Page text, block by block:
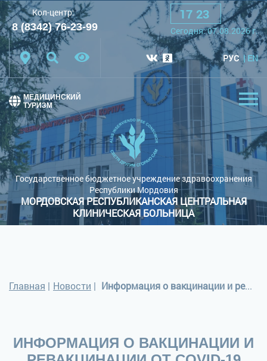
Шрифт: A A A
Цветовая схема: Черная схема
Обычный сайт
Кол-центр:
8 (8342) 76-23-99
17 23
Cегодня:07.08.2026г.
РУС EN
Государственное бюджетное учреждение здравоохранения
Республики Мордовия
МОРДОВСКАЯ РЕСПУБЛИКАНСКАЯ ЦЕНТРАЛЬНАЯ
КЛИНИЧЕСКАЯ БОЛЬНИЦА
МЕДИЦИНСКИЙ
ТУРИЗМ
Главная | Новости | Информация о вакцинации и ревакцинации от COVID-19
ИНФОРМАЦИЯ О ВАКЦИНАЦИИ И